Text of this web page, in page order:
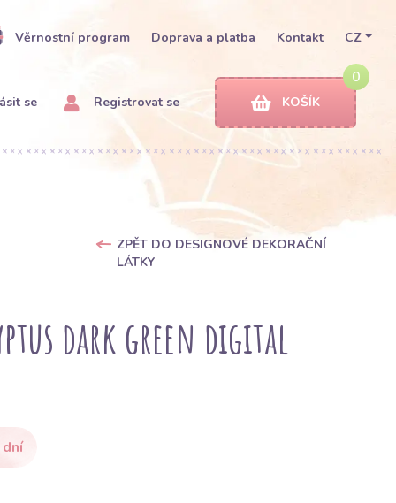
Věrnostní program Doprava a platba Kontakt CZ
se Registrovat se
0
KOŠÍK
ZPĚT DO DESIGNOVÉ DEKORAČNÍ
LÁTKY
dark green digital